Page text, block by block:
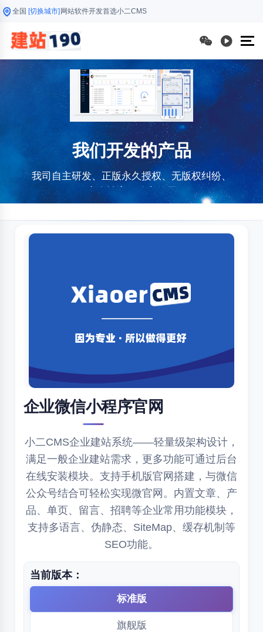
全国 [切换城市] 网站软件开发首选小二CMS
我们开发的产品
我司自主研发、正版永久授权、无版权纠纷、
安全性高、放心使用
企业微信小程序官网
小二CMS企业建站系统——轻量级架构设计，
满足一般企业建站需求，更多功能可通过后台
在线安装模块。支持手机版官网搭建，与微信
公众号结合可轻松实现微官网。内置文章、产
品、单页、留言、招聘等企业常用功能模块，
支持多语言、伪静态、SiteMap、缓存机制等
SEO功能。
当前版本：
标准版
旗舰版